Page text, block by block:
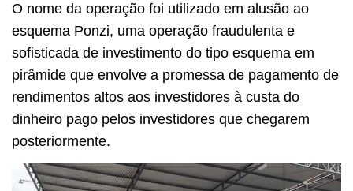
O nome da operação foi utilizado em alusão ao
esquema Ponzi, uma operação fraudulenta e
sofisticada de investimento do tipo esquema em
pirâmide que envolve a promessa de pagamento de
rendimentos altos aos investidores à custa do
dinheiro pago pelos investidores que chegarem
posteriormente.